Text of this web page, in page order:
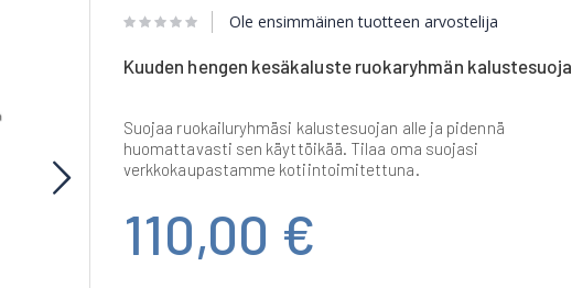
Ole ensimmäinen tuotteen arvostelija
Kuuden hengen kesäkaluste ruokaryhmän kalustesuoja.
Suojaa ruokailuryhmäsi kalustesuojan alle ja pidennä
huomattavasti sen käyttöikää. Tilaa oma suojasi
verkkokaupastamme kotiintoimitettuna.
110,00 €